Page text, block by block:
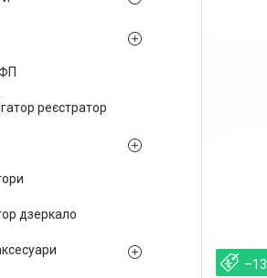
реєстратор
дзеркало